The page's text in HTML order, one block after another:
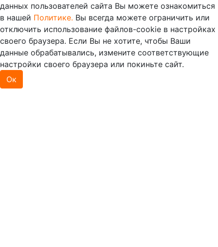
данных пользователей сайта Вы можете ознакомиться
в нашей Политике. Вы всегда можете ограничить или
отключить использование файлов-cookie в настройках
своего браузера. Если Вы не хотите, чтобы Ваши
данные обрабатывались, измените соответствующие
настройки своего браузера или покиньте сайт.
Ок